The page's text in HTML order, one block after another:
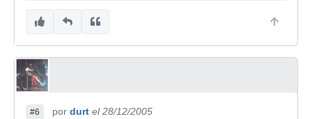
#6 por durt el 28/12/2005